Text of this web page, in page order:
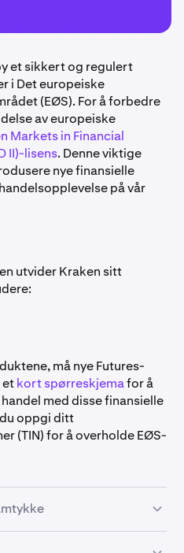
et sikkert og regulert
i Det europeiske
(EØS). For å forbedre
av europeiske
Markets in Financial
II)-lisens. Denne viktige
nye finansielle
på vår
utvider Kraken sitt
må nye Futures-
etkort spørreskjemafor å
med disse finansielle
oppgi ditt
(TIN) for å overholde EØS-
er egnet for dine